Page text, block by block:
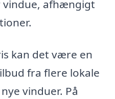
vindue, afhængigt
kan det være en
fra flere lokale
vinduer. På